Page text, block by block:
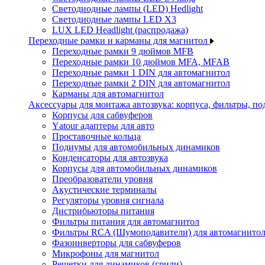
Светодиодные лампы (LED) Hedlight
Светодиодные лампы LED X3
LUX LED Headlight (распродажа)
Переходные рамки и карманы для магнитол
Переходные рамки 9 дюймов MFB
Переходные рамки 10 дюймов MFA, MFAB
Переходные рамки 1 DIN для автомагнитол
Переходные рамки 2 DIN для автомагнитол
Карманы для автомагнитол
Аксессуары для монтажа автозвука: корпуса, фильтры,
Корпусы для сабвуферов
Yаtour адаптеры для авто
Проставочные кольца
Подиумы для автомобильных динамиков
Конденсаторы для автозвука
Корпусы для автомобильных динамиков
Преобразователи уровня
Акустические терминалы
Регуляторы уровня сигнала
Дистрибьюторы питания
Фильтры питания для автомагнитол
Фильтры RCA (Шумоподавители) для автомагнитол
Фазоинверторы для сабвуферов
Микрофоны для магнитол